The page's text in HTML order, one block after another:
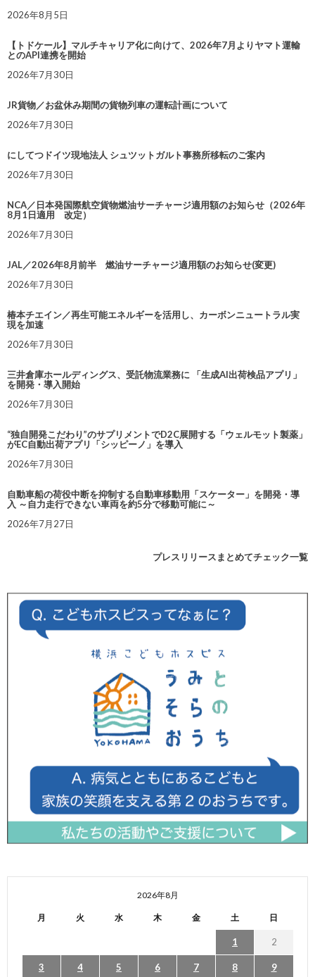
2026年8月5日
【トドケール】マルチキャリア化に向けて、2026年7月よりヤマト運輸
とのAPI連携を開始
2026年7月30日
JR貨物／お盆休み期間の貨物列車の運転計画について
2026年7月30日
にしてつドイツ現地法人 シュツットガルト事務所移転のご案内
2026年7月30日
NCA／日本発国際航空貨物燃油サーチャージ適用額のお知らせ（2026年
8月1日適用 改定）
2026年7月30日
JAL／2026年8月前半 燃油サーチャージ適用額のお知らせ(変更)
2026年7月30日
椿本チエイン／再生可能エネルギーを活用し、カーボンニュートラル実
現を加速
2026年7月30日
三井倉庫ホールディングス、受託物流業務に 「生成AI出荷検品アプリ」
を開発・導入開始
2026年7月30日
“独自開発こだわり”のサプリメントでD2C展開する「ウェルモット製薬」
がEC自動出荷アプリ「シッピーノ」を導入
2026年7月30日
自動車船の荷役中断を抑制する自動車移動用「スケーター」を開発・導
入 ～自力走行できない車両を約5分で移動可能に～
2026年7月27日
プレスリリースまとめてチェック一覧
2026年8月
月 火 水 木 金 土 日
1 2
3 4 5 6 7 8 9